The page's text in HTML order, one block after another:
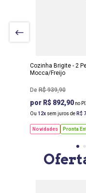
Cozinha Brigite - 2
Mocca/Freijo
R$ 939,90
R$ 892,90
Ou 12 sem juros de R$
Novidades Pronta